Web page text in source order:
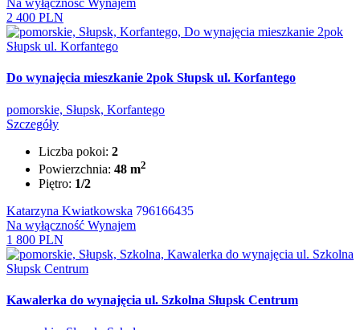
Na wyłączność Wynajem
2 400 PLN
Do wynajęcia mieszkanie 2pok Słupsk ul. Korfantego
pomorskie, Słupsk, Korfantego
Szczegóły
Liczba pokoi: 2
Powierzchnia: 48 m2
Piętro: 1/2
Katarzyna Kwiatkowska 796166435
Na wyłączność Wynajem
1 800 PLN
Kawalerka do wynajęcia ul. Szkolna Słupsk Centrum